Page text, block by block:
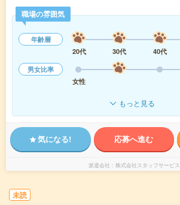
職場の雰囲気
年齢層
20代
30代 40代
男女比率
女性
もっと見る
気になる! 応募へ進む
派遣会社 株式会社スタッフサービス
未読